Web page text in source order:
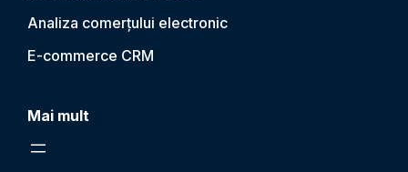
Analiza comerțului electronic
E-commerce CRM
Mai mult